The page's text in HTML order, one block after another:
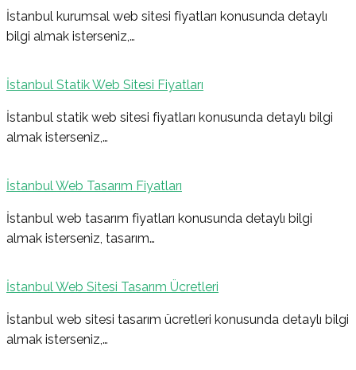
İstanbul kurumsal web sitesi fiyatları konusunda detaylı
bilgi almak isterseniz,…
İstanbul Statik Web Sitesi Fiyatları
İstanbul statik web sitesi fiyatları konusunda detaylı bilgi
almak isterseniz,…
İstanbul Web Tasarım Fiyatları
İstanbul web tasarım fiyatları konusunda detaylı bilgi
almak isterseniz, tasarım…
İstanbul Web Sitesi Tasarım Ücretleri
İstanbul web sitesi tasarım ücretleri konusunda detaylı bilgi
almak isterseniz,…